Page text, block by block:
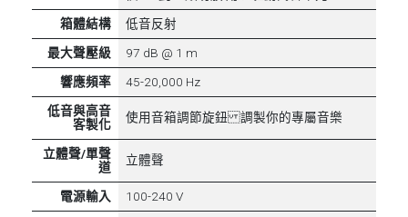
箱體結構
低音反射
最大聲壓級
97 dB @ 1 m
響應頻率
45-20,000 Hz
低音與高音
客製化
使用音箱調節旋鈕 調製你的專屬音樂
立體聲/單聲
道
立體聲
電源輸入
100-240 V